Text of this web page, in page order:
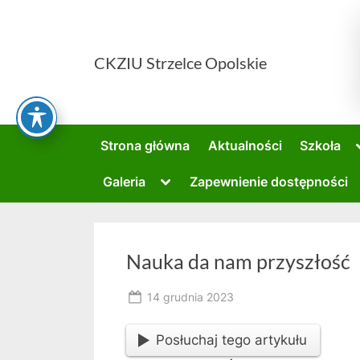
CKZIU Strzelce Opolskie
Strona główna Aktualności Szkoła
Galeria
Toggle
menu
Zapewnienie dostępności
Nauka da nam przyszłość
Posted
14 grudnia 2023
Posłuchaj tego artykułu